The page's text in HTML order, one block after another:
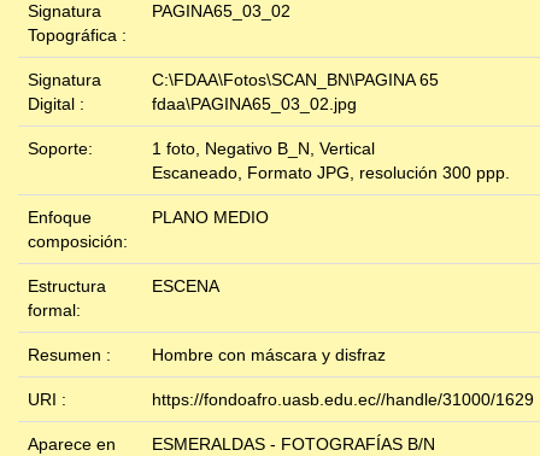
Signatura
Topográfica :
PAGINA65_03_02
Signatura
Digital :
C:\FDAA\Fotos\SCAN_BN\PAGINA 65
fdaa\PAGINA65_03_02.jpg
Soporte:
1 foto, Negativo B_N, Vertical
Escaneado, Formato JPG, resolución 300 ppp.
Enfoque
composición:
PLANO MEDIO
Estructura
formal:
ESCENA
Resumen : Hombre con máscara y disfraz
URI : https://fondoafro.uasb.edu.ec//handle/31000/1629
Aparece en
ESMERALDAS - FOTOGRAFÍAS B/N